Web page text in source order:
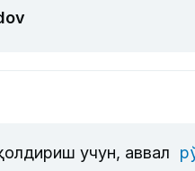
учун, аввал